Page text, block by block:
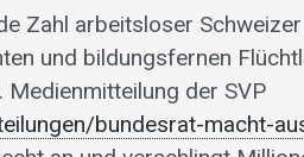
Zahl arbeitsloser
und bildungsfernen
der SVP
bundesrat-macht-